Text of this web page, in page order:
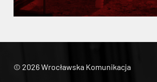
© 2026 Wrocławska Komunikacja